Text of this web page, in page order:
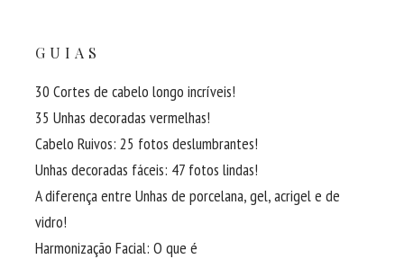
GUIAS
30 Cortes de cabelo longo incríveis!
35 Unhas decoradas vermelhas!
Cabelo Ruivos: 25 fotos deslumbrantes!
Unhas decoradas fáceis: 47 fotos lindas!
A diferença entre Unhas de porcelana, gel, acrigel e de
vidro!
Harmonização Facial: O que é